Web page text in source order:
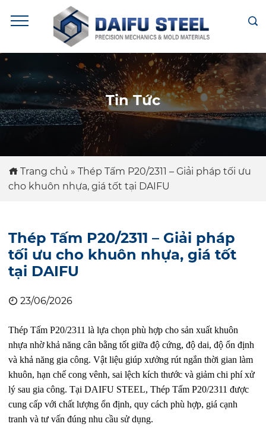
Tin Tức
Trang chủ » Thép Tấm P20/2311 – Giải pháp tối ưu
cho khuôn nhựa, giá tốt tại DAIFU
Thép Tấm P20/2311 – Giải pháp
tối ưu cho khuôn nhựa, giá tốt
tại DAIFU
23/06/2026
Thép Tấm P20/2311 là lựa chọn phù hợp cho sản xuất khuôn
nhựa nhờ khả năng cân bằng tốt giữa độ cứng, độ dai, độ ổn định
và khả năng gia công. Vật liệu giúp xưởng rút ngắn thời gian làm
khuôn, hạn chế cong vênh, sai lệch kích thước và giảm chi phí xử
lý sau gia công. Tại DAIFU STEEL, Thép Tấm P20/2311 được
cung cấp với chất lượng ổn định, quy cách phù hợp, giá cạnh
tranh và tư vấn đúng nhu cầu sử dụng.